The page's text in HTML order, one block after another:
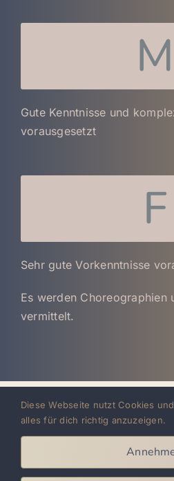
M
Gute Kenntnisse und
vorausgesetzt
F
Sehr gute Vorkenntnisse
Es werden Choreographien
vermittelt.
AYA LATIN DANCE ACADEMY
Diese Webseite nutzt Cookies
alles für dich richtig anzuzeigen.